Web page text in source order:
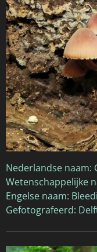
Nederlandse naam:
Wetenschappelijke
Engelse naam:
Gefotografeerd: